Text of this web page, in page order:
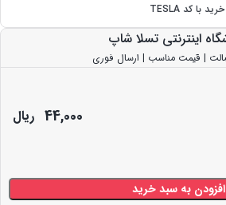
اینترنتی تسلا شاپ
| قیمت مناسب | ارسال فوری
44,000 ریال
افزودن به سبد خرید